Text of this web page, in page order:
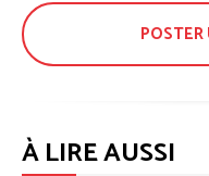
À LIRE AUSSI